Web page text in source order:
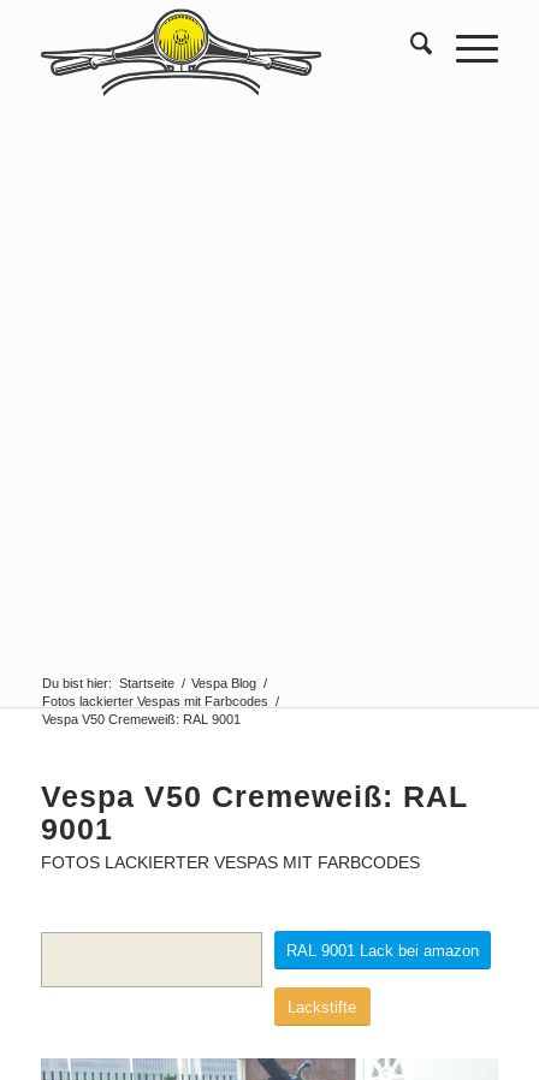
Du bist hier: Startseite / Vespa Blog /
Fotos lackierter Vespas mit Farbcodes /
Vespa V50 Cremeweiß: RAL 9001
Vespa V50 Cremeweiß: RAL
9001
FOTOS LACKIERTER VESPAS MIT FARBCODES
RAL 9001 Lack bei amazon
Lackstifte